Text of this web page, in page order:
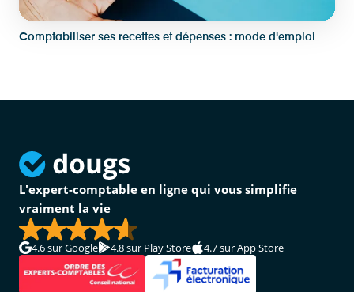
Comptabiliser ses recettes et dépenses : mode d'emploi
L'expert-comptable en ligne qui vous simplifie
vraiment la vie
4.6sur Google 4.8sur Play Store 4.7sur App Store